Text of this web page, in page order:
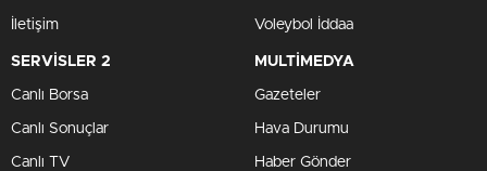
İletişim Voleybol İddaa
SERVİSLER 2
Canlı Borsa
Canlı Sonuçlar
Canlı TV
MULTİMEDYA
Gazeteler
Hava Durumu
Haber Gönder